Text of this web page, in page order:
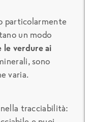
particolarmente
un modo
le verdure ai
sono
varia.
tracciabilità: